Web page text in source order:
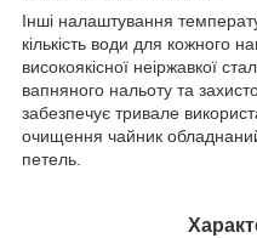
Інші налаштування
кількість води для кожного
високоякісної неіржавкої
вапняного нальоту та
забезпечує тривале
очищення чайник
петель.